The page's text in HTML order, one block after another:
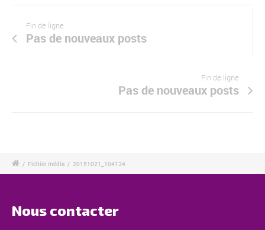
Fin de ligne
Pas de nouveaux posts
Fin de ligne
Pas de nouveaux posts
/ Fichier média / 20151021_104134
Nous contacter